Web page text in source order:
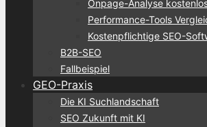
Onpage-Analyse
Performance-Tools
Kostenpflichtige SEO-
B2B-SEO
Fallbeispiel
GEO-Praxis
Die KI Suchlandschaft
SEO Zukunft mit KI